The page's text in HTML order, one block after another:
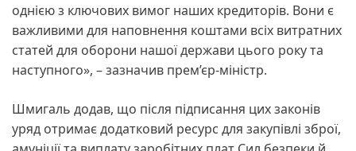
однією з ключових вимог наших кредиторів. Вони є
важливими для наповнення коштами всіх витратних
статей для оборони нашої держави цього року та
наступного», – зазначив прем’єр-міністр.
Шмигаль додав, що після підписання цих законів
уряд отримає додатковий ресурс для закупівлі зброї,